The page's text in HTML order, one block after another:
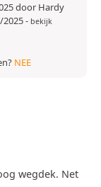
door Hardy
- bekijk
NEE
wegdek. Net